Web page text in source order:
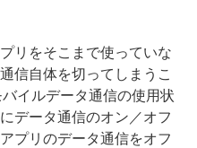
リをそこまで使っていな
信自体を切ってしまうこ
イルデータ通信の使用状
データ通信のオン／オフ
プリのデータ通信をオフ